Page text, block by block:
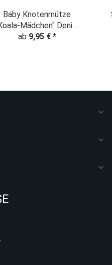
Baby Knotenmütze
Mädchen" Denim
Look
ab 9,95 € *